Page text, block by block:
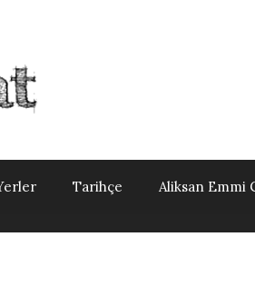
Tarihçe Aliksan Emmi